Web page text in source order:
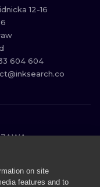
12-16
604 604
on site
features and to